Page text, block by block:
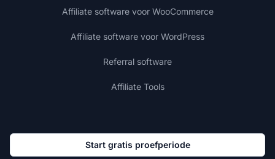
Affiliate software voor WooCommerce
Affiliate software voor WordPress
Referral software
Affiliate Tools
Start gratis proefperiode